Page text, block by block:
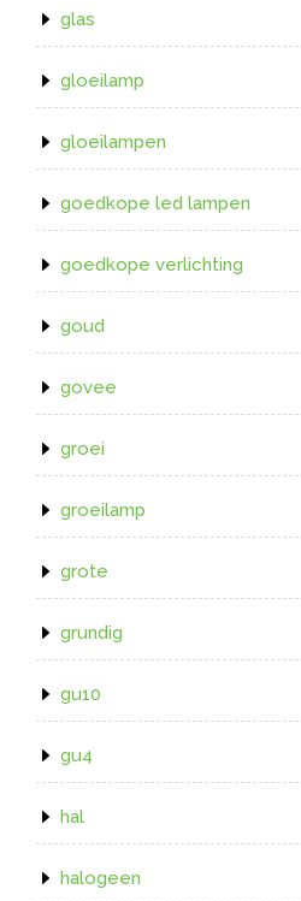
glas
gloeilamp
gloeilampen
goedkope led lampen
goedkope verlichting
goud
govee
groei
groeilamp
grote
grundig
gu10
gu4
hal
halogeen